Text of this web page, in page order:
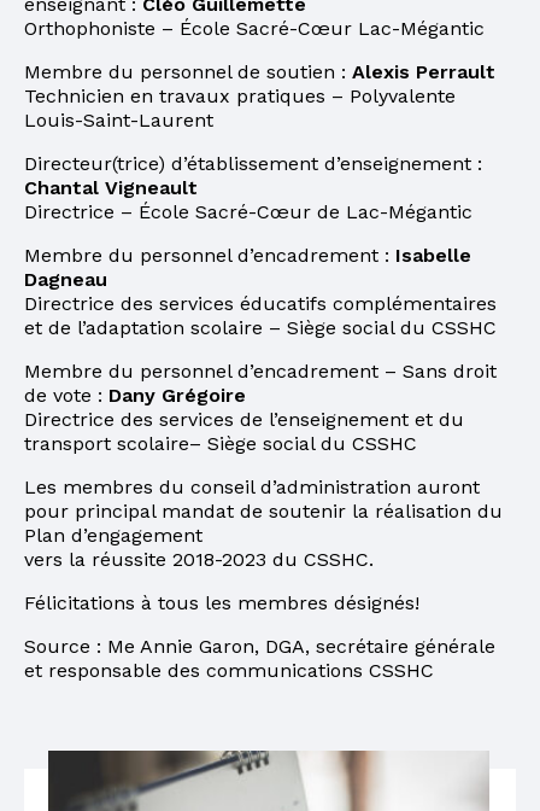
Orthophoniste – École Sacré-Cœur Lac-Mégantic
Membre du personnel de soutien : Alexis Perrault
Technicien en travaux pratiques – Polyvalente
Louis-Saint-Laurent
Directeur(trice) d’établissement d’enseignement :
Chantal Vigneault
Directrice – École Sacré-Cœur de Lac-Mégantic
Membre du personnel d’encadrement : Isabelle
Dagneau
Directrice des services éducatifs complémentaires
et de l’adaptation scolaire – Siège social du CSSHC
Membre du personnel d’encadrement – Sans droit
de vote : Dany Grégoire
Directrice des services de l’enseignement et du
transport scolaire– Siège social du CSSHC
Les membres du conseil d’administration auront
pour principal mandat de soutenir la réalisation du
Plan d’engagement
vers la réussite 2018-2023 du CSSHC.
Félicitations à tous les membres désignés!
Source : Me Annie Garon, DGA, secrétaire générale
et responsable des communications CSSHC